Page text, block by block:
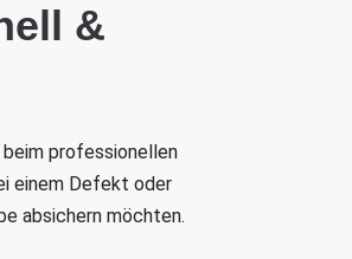
&
professionellen
einem Defekt oder
absichern möchten.